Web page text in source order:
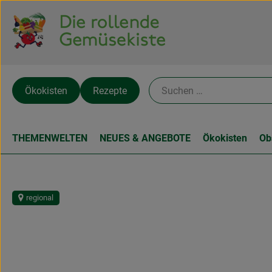
Ökokisten Rezepte
THEMENWELTEN NEUES & ANGEBOTE Ökokisten
regional